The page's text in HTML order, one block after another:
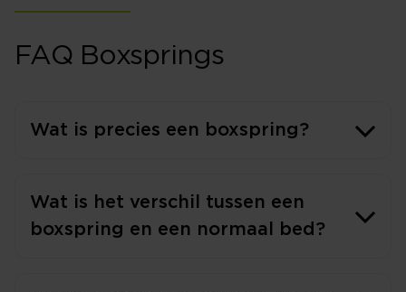
FAQ Boxsprings
Wat is precies een boxspring?
Wat is het verschil tussen een
boxspring en een normaal bed?